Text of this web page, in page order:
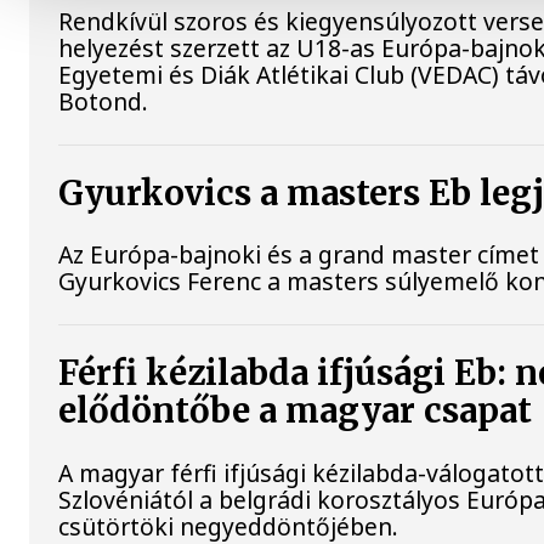
Rendkívül szoros és kiegyensúlyozott
helyezést szerzett az U18-as Európa-
Egyetemi és Diák Atlétikai Club (VEDAC)
Botond.
Gyurkovics a masters Eb
Az Európa-bajnoki és a grand master
Gyurkovics Ferenc a masters súlyemelő
Férfi kézilabda ifjúsági Eb:
elődöntőbe a magyar csapat
A magyar férfi ifjúsági kézilabda-
Szlovéniától a belgrádi korosztályos
csütörtöki negyeddöntőjében.